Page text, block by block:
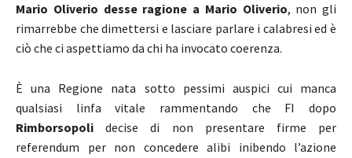
Mario Oliverio desse ragione a Mario Oliverio, non gli
rimarrebbe che dimettersi e lasciare parlare i calabresi ed è
ciò che ci aspettiamo da chi ha invocato coerenza.
È una Regione nata sotto pessimi auspici cui manca
qualsiasi linfa vitale rammentando che FI dopo
Rimborsopoli decise di non presentare firme per
referendum per non concedere alibi inibendo l’azione